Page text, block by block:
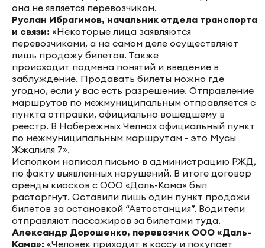
она не является перевозчиком.
Руслан Ибрагимов, начальник отдела транспорта
и связи: «Некоторые лица заявляются
перевозчиками, а на самом деле осуществляют
лишь продажу билетов. Также
происходит подмена понятий и введение в
заблуждение. Продавать билеты можно где
угодно, если у вас есть разрешение. Отправление
маршрутов по межмуниципальным отправляется с
пункта отправки, официально вошедшему в
реестр. В Набережных Челнах официальный пункт
по межмуниципальным маршрутам - это Мусы
Жжалиля 7».
Исполком написал письмо в администрацию РЖД,
по факту выявленных нарушений. В итоге договор
аренды киосков с ООО «Даль-Кама» был
расторгнут. Оставили лишь один пункт продажи
билетов за остановкой “Автостанция”. Водители
отправляют пассажиров за билетами туда.
Александр Дорошенко, перевозчик ООО «Даль-
Кама»: «Человек приходит в кассу и покупает